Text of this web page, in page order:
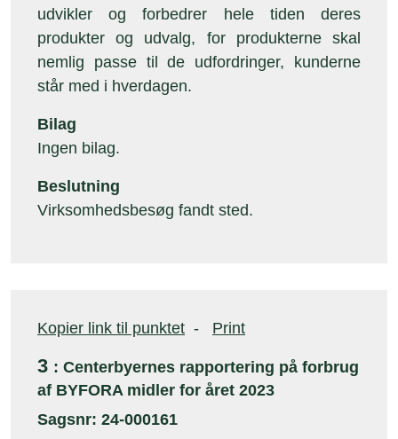
udvikler og forbedrer hele tiden deres
produkter og udvalg, for produkterne skal
nemlig passe til de udfordringer, kunderne
står med i hverdagen.
Bilag
Ingen bilag.
Beslutning
Virksomhedsbesøg fandt sted.
Kopier link til punktet - Print
3 : Centerbyernes rapportering på forbrug
af BYFORA midler for året 2023
Sagsnr: 24-000161